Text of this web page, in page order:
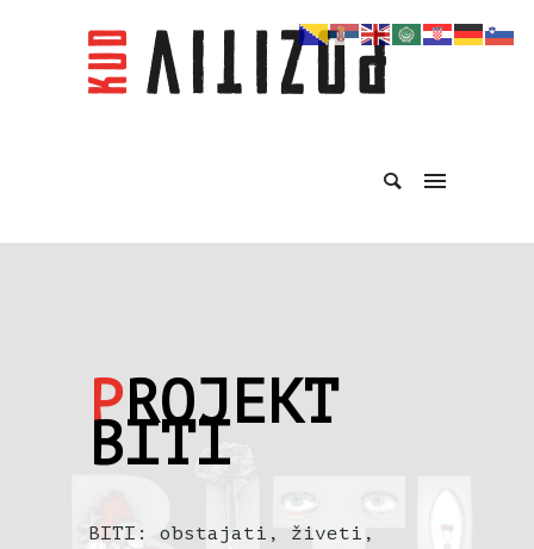
PROJEKT
BITI
BITI: obstajati, živeti,